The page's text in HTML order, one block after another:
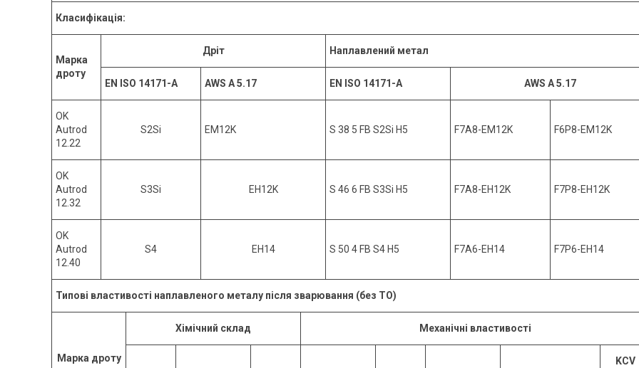
Класифікація:
Марка
дроту
Дріт Наплавлений метал
EN ISO 14171-A AWS A 5.17 EN ISO 14171-A AWS A 5.17
OK
Autrod
12.22
S2Si EM12K S 38 5 FB S2Si H5 F7A8-EM12K F6P8-EM12K
OK
Autrod
12.32
S3Si EH12K S 46 6 FB S3Si H5 F7A8-EH12K F7P8-EH12K
OK
Autrod
12.40
S4 EH14 S 50 4 FB S4 H5 F7A6-EH14 F7P6-EH14
Типові властивості наплавленого металу після зварювання (без ТО)
Марка дроту
Хімічний склад Механічні властивості
KCV